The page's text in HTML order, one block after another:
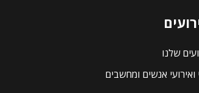
שלנו
אנשים ומחשבים